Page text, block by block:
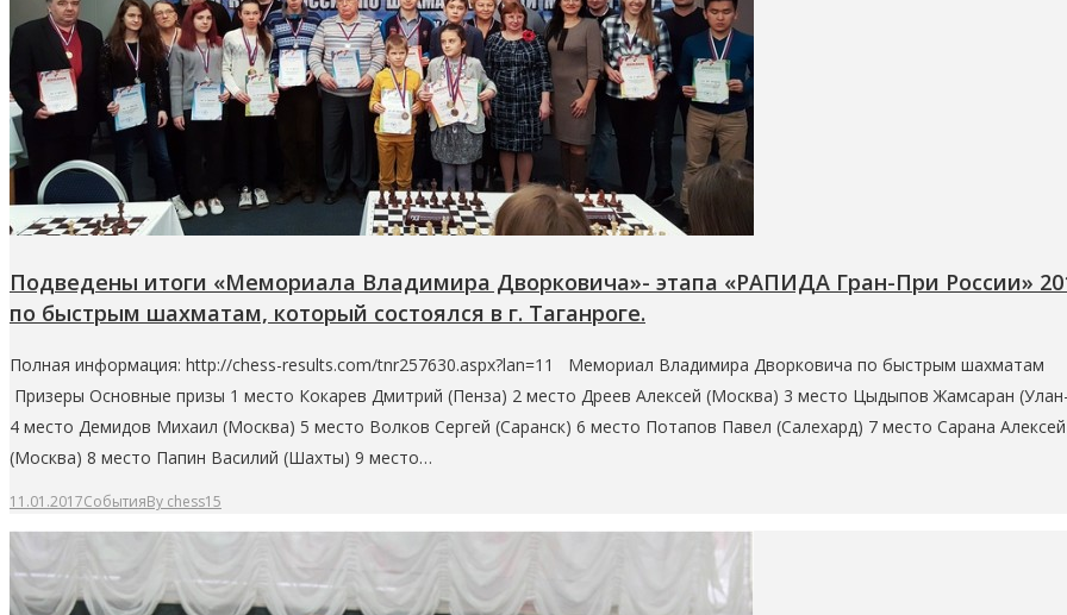
Подведены итоги «Мемориала Владимира Дворковича»- этапа «РАПИДА Гран-При России»
по быстрым шахматам, который состоялся в г. Таганроге.
Полная информация: http://chess-results.com/tnr257630.aspx?lan=11 Мемориал Владимира Дворковича по быстрым шахматам
Призеры Основные призы 1 место Кокарев Дмитрий (Пенза) 2 место Дреев Алексей (Москва) 3 место Цыдыпов Жамсаран
4 место Демидов Михаил (Москва) 5 место Волков Сергей (Саранск) 6 место Потапов Павел (Салехард) 7 место Сарана Алексей
(Москва) 8 место Папин Василий (Шахты) 9 место…
11.01.2017СобытияBy chess15